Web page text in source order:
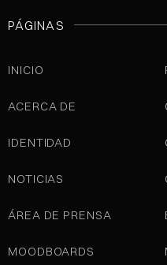
PÁGINAS
INICIO
ACERCA DE
IDENTIDAD
NOTICIAS
ÁREA DE PRENSA
MOODBOARDS